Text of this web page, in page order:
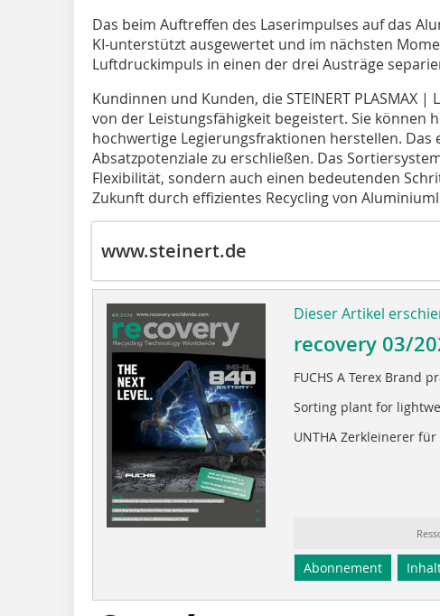
Das beim Auftreffen des Laserimpulses auf das
KI-unterstützt ausgewertet und im nächsten
Luftdruckimpuls in einen der drei Austräge
Kundinnen und Kunden, die STEINERT PLASMAX
von der Leistungsfähigkeit begeistert. Sie können
hochwertige Legierungsfraktionen herstellen. Das
Absatzpotenziale zu erschließen. Das
Flexibilität, sondern auch einen bedeutenden
Zukunft durch effizientes Recycling von
www.steinert.de
Dieser Artikel
recovery 03/
FUCHS A Terex Brand
Sorting plant for
UNTHA Zerkleinerer
Abonnement